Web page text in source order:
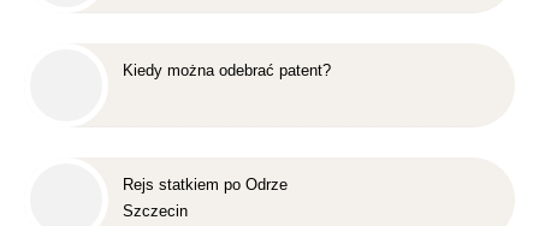
Kiedy można odebrać patent?
Rejs statkiem po Odrze
Szczecin